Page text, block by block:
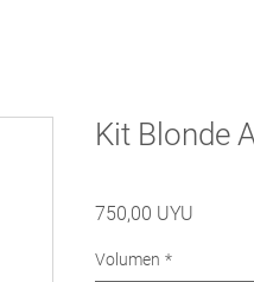
Kit Blonde
750,00 UYU
Volumen *